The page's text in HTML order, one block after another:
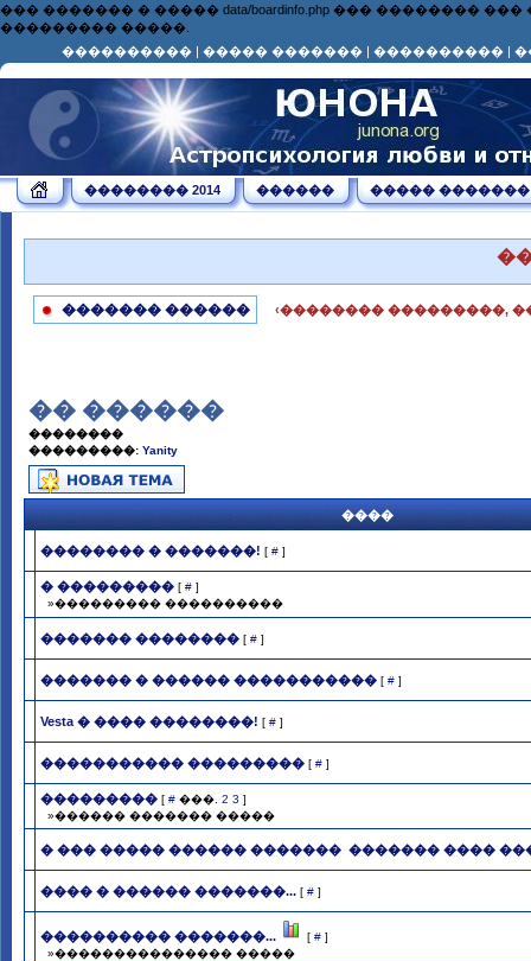
��� ������� � ����� data/boardinfo.php ���
��������� �����.
���������� | ����� ������� | ���������� |
�������� 2014 ������ ����� �������
������� ������ ‹�������� ���������,
�� ������
��������
���������: Yanity
����
�������� � �������! [ # ]
� ��������� [ # ]
»��������� ����������
������� �������� [ # ]
������� � ������ ����������� [ # ]
Vesta � ���� ��������! [ # ]
����������� ��������� [ # ]
��������� [ # ���. 2 3 ]
»������ ������� �����
� ��� ����� ������ ������� ­ ������� ����
���� � ������ �������... [ # ]
���������� �������... [ # ]
»��������������� �����